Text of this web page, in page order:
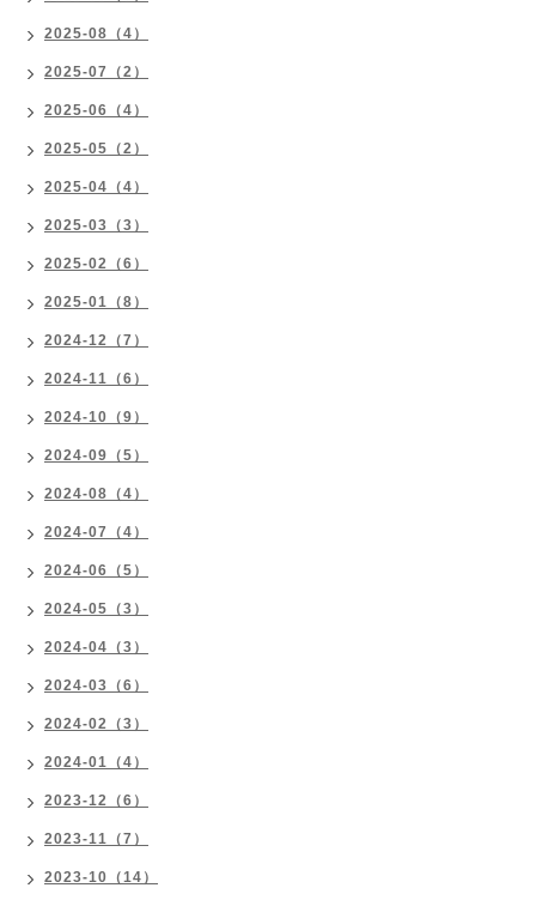
2025-08（4）
2025-07（2）
2025-06（4）
2025-05（2）
2025-04（4）
2025-03（3）
2025-02（6）
2025-01（8）
2024-12（7）
2024-11（6）
2024-10（9）
2024-09（5）
2024-08（4）
2024-07（4）
2024-06（5）
2024-05（3）
2024-04（3）
2024-03（6）
2024-02（3）
2024-01（4）
2023-12（6）
2023-11（7）
2023-10（14）